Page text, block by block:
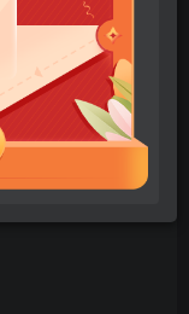
，可保存购买订单